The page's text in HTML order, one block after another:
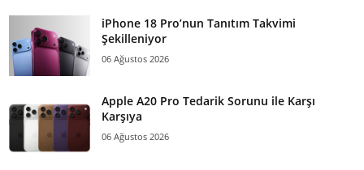
iPhone 18 Pro’nun Tanıtım Takvimi
Şekilleniyor
06 Ağustos 2026
Apple A20 Pro Tedarik Sorunu ile Karşı
Karşıya
06 Ağustos 2026